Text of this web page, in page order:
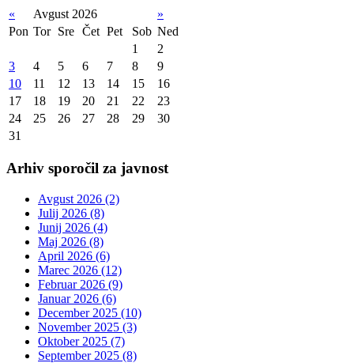
« Avgust 2026
»
Pon Tor Sre Čet Pet Sob Ned
1
2
3
4 5 6 7 8
9
10
11 12 13 14 15
16
17
18 19 20 21 22
23
24
25 26 27 28 29
30
31
Arhiv sporočil za javnost
Avgust 2026 (2)
Julij 2026 (8)
Junij 2026 (4)
Maj 2026 (8)
April 2026 (6)
Marec 2026 (12)
Februar 2026 (9)
Januar 2026 (6)
December 2025 (10)
November 2025 (3)
Oktober 2025 (7)
September 2025 (8)